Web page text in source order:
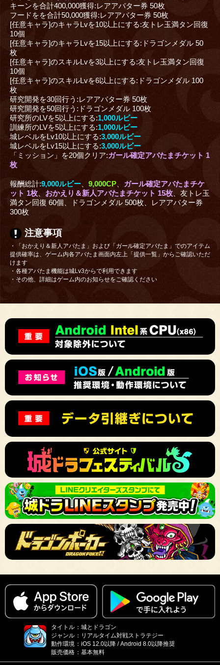
キーンを合計400,000獲得:レアアバター券 50枚
フードをを合計50,000獲得:レアアバター券 50枚
[任意キャラ]のキャラLvを10以上にする:友トレ玉満タン回復
10個
[任意キャラ]のキャラLvを15以上にする:ドラゴンメダル 50
枚
[任意キャラ]のスキルLvを3以上にする:友トレ玉満タン回復
10個
[任意キャラ]のスキルLvを6以上にする:ドラゴンメダル 100
枚
研究開発を30回行う:レアアバター券 50枚
研究開発を50回行う:ドラゴンメダル 100枚
研究所のLVを5以上にする:1,000ルビー
訓練所のLVを5以上にする:1,000ルビー
城レベルをLv10以上にする:3,000ルビー
城レベルをLv15以上にする:3,000ルビー
「ミッション」を20個クリア:ガール確定アバたまチケット 1
枚
報酬総計:9,000ルビー 9,000CP
ガール確定アバたまチケ
ット 1枚、 おかえり＆新人アバたまチケット 15枚 、友トレ玉
満タン回復 60個、ドラゴンメダル 500枚、レアアバター券
300枚
注意事項
・「おかえり＆新人アバたま」および「ガール確定アバたま」でのアイテム
提供確率は、ゲーム内各アバたま画面内左上「提供一覧」からご確認いただ
けます
・各種アバたま機能は城Lv3からで利用できます
・その他、詳細はゲーム内のお知らせをご確認ください
タイトル ： 城とドラゴン
ジャンル ： リアルタイム対戦ストラテジー
動作環境 ： iOS 12.0以降 / Android 8.0以降推奨
販売価格 ： 基本無料